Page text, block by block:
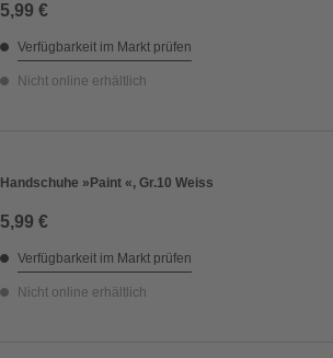
5,99 €
Verfügbarkeit im Markt prüfen
Nicht online erhältlich
Handschuhe »Paint «, Gr.10 Weiss
5,99 €
Verfügbarkeit im Markt prüfen
Nicht online erhältlich